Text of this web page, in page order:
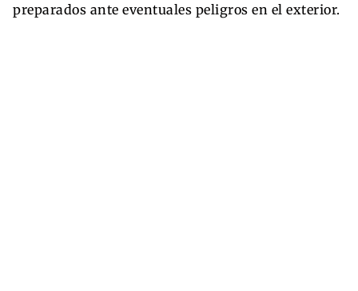
preparados ante eventuales peligros en el exterior.